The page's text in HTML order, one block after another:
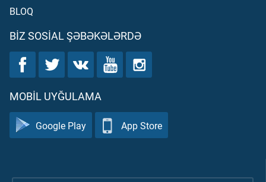
BLOQ
BIZ SOSIAL ŞƏBƏKƏLƏRDƏ
MOBIL UYĞULAMA
Google Play App Store